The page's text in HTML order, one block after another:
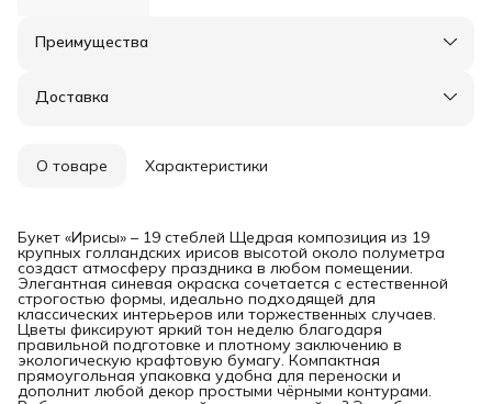
Преимущества
Оплата частями в Сплит
Удобный возврат
Доставка
О товаре Характеристики
Букет «Ирисы» – 19 стеблей Щедрая композиция из 19
крупных голландских ирисов высотой около полуметра
создаст атмосферу праздника в любом помещении.
Элегантная синевая окраска сочетается с естественной
строгостью формы, идеально подходящей для
классических интерьеров или торжественных случаев.
Цветы фиксируют яркий тон неделю благодаря
правильной подготовке и плотному заключению в
экологическую крафтовую бумагу. Компактная
прямоугольная упаковка удобна для переноски и
дополнит любой декор простыми чёрными контурами.